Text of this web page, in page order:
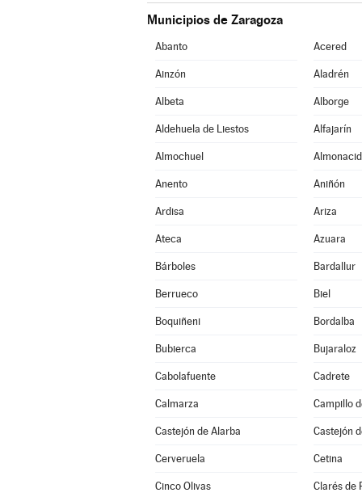
Municipios de Zaragoza
Abanto Acered
Ainzón Aladrén
Albeta Alborge
Aldehuela de Liestos Alfajarín
Almochuel
Anento Aniñón
Ardisa Ariza
Ateca Azuara
Bárboles Bardallur
Berrueco Biel
Boquiñeni Bordalba
Bubierca Bujaraloz
Cabolafuente Cadrete
Calmarza Campillo
Castejón de Alarba Castejón
Cerveruela Cetina
Cinco Olivas Clarés de